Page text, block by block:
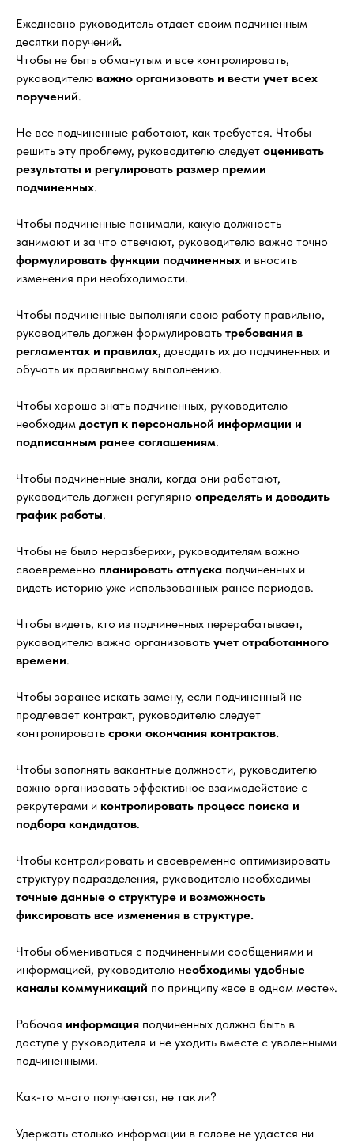
Ежедневно руководитель отдает своим подчиненным
десятки поручений.
Чтобы не быть обманутым и все контролировать,
руководителю важно организовать и вести учет всех
поручений.
Не все подчиненные работают, как требуется. Чтобы
решить эту проблему, руководителю следует оценивать
результаты и регулировать размер премии
подчиненных.
Чтобы подчиненные понимали, какую должность
занимают и за что отвечают, руководителю важно точно
формулировать функции подчиненных и вносить
изменения при необходимости.
Чтобы подчиненные выполняли свою работу правильно,
руководитель должен формулировать требования в
регламентах и правилах, доводить их до подчиненных и
обучать их правильному выполнению.
Чтобы хорошо знать подчиненных, руководителю
необходим доступ к персональной информации и
подписанным ранее соглашениям.
Чтобы подчиненные знали, когда они работают,
руководитель должен регулярно определять и доводить
график работы.
Чтобы не было неразберихи, руководителям важно
своевременно планировать отпуска подчиненных и
видеть историю уже использованных ранее периодов.
Чтобы видеть, кто из подчиненных перерабатывает,
руководителю важно организовать учет отработанного
времени.
Чтобы заранее искать замену, если подчиненный не
продлевает контракт, руководителю следует
контролировать сроки окончания контрактов.
Чтобы заполнять вакантные должности, руководителю
важно организовать эффективное взаимодействие с
рекрутерами и контролировать процесс поиска и
подбора кандидатов.
Чтобы контролировать и своевременно оптимизировать
структуру подразделения, руководителю необходимы
точные данные о структуре и возможность
фиксировать все изменения в структуре.
Чтобы обмениваться с подчиненными сообщениями и
информацией, руководителю необходимы удобные
каналы коммуникаций по принципу «все в одном месте».
Рабочая информация подчиненных должна быть в
доступе у руководителя и не уходить вместе с уволенными
подчиненными.
Как-то много получается, не так ли?
Удержать столько информации в голове не удастся ни